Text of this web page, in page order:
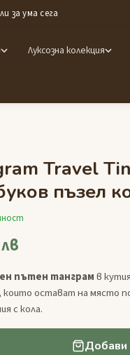
за ума сега
Луксозна колекция
Travel
пъзел
пътен танграмв
които остават на място
с кола.
Добави